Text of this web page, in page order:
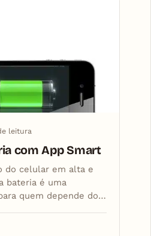
leitura
com App Smart
do celular em alta e
bateria é uma
quem depende do…